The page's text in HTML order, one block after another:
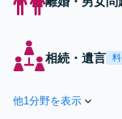
相続・遺言
他1分野を表示